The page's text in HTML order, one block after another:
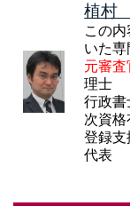
植村
この
いた専
元審査
理士
行政書
次資格
登録支
代表